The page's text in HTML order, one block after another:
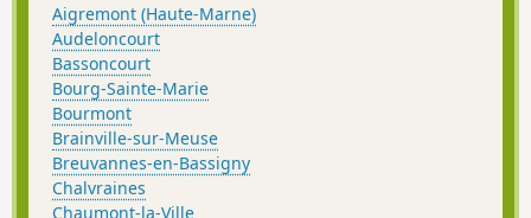
Aigremont (Haute-Marne)
Audeloncourt
Bassoncourt
Bourg-Sainte-Marie
Bourmont
Brainville-sur-Meuse
Breuvannes-en-Bassigny
Chalvraines
Chaumont-la-Ville